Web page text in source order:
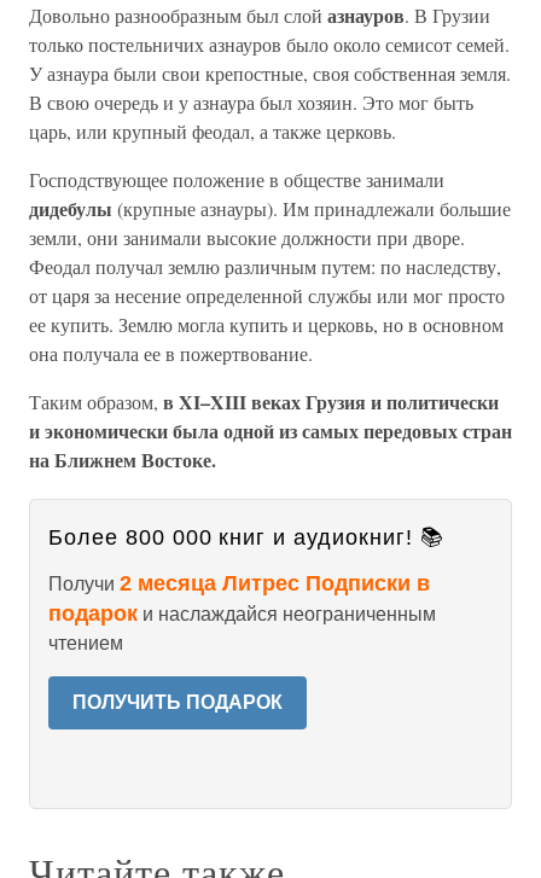
Довольно разнообразным был слой азнауров. В Грузии
только постельничих азнауров было около семисот семей.
У азнаура были свои крепостные, своя собственная земля.
В свою очередь и у азнаура был хозяин. Это мог быть
царь, или крупный феодал, а также церковь.
Господствующее положение в обществе занимали
дидебулы (крупные азнауры). Им принадлежали большие
земли, они занимали высокие должности при дворе.
Феодал получал землю различным путем: по наследству,
от царя за несение определенной службы или мог просто
ее купить. Землю могла купить и церковь, но в основном
она получала ее в пожертвование.
Таким образом, в XI–XIII веках Грузия и политически
и экономически была одной из самых передовых стран
на Ближнем Востоке.
Более 800 000 книг и аудиокниг! 📚
Получи 2 месяца Литрес Подписки в
подарок и наслаждайся неограниченным
чтением
ПОЛУЧИТЬ ПОДАРОК